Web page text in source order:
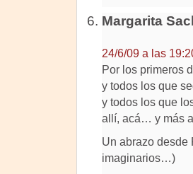
Margarita
24/6/09 a las
Por los primeros
y todos los que
y todos los que
allí, acá… y más
Un abrazo desde
imaginarios…)